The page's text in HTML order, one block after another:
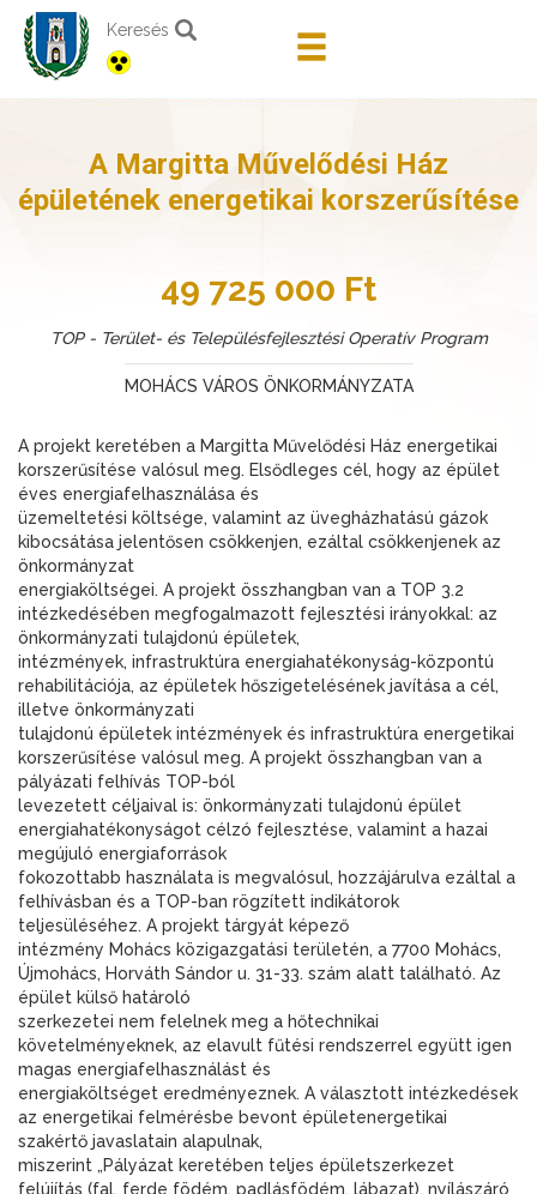
Keresés
A Margitta Művelődési Ház
épületének energetikai korszerűsítése
49 725 000 Ft
TOP - Terület- és Településfejlesztési Operatív Program
MOHÁCS VÁROS ÖNKORMÁNYZATA
A projekt keretében a Margitta Művelődési Ház energetikai
korszerűsítése valósul meg. Elsődleges cél, hogy az épület
éves energiafelhasználása és
üzemeltetési költsége, valamint az üvegházhatású gázok
kibocsátása jelentősen csökkenjen, ezáltal csökkenjenek az
önkormányzat
energiaköltségei. A projekt összhangban van a TOP 3.2
intézkedésében megfogalmazott fejlesztési irányokkal: az
önkormányzati tulajdonú épületek,
intézmények, infrastruktúra energiahatékonyság-központú
rehabilitációja, az épületek hőszigetelésének javítása a cél,
illetve önkormányzati
tulajdonú épületek intézmények és infrastruktúra energetikai
korszerűsítése valósul meg. A projekt összhangban van a
pályázati felhívás TOP-ból
levezetett céljaival is: önkormányzati tulajdonú épület
energiahatékonyságot célzó fejlesztése, valamint a hazai
megújuló energiaforrások
fokozottabb használata is megvalósul, hozzájárulva ezáltal a
felhívásban és a TOP-ban rögzített indikátorok
teljesüléséhez. A projekt tárgyát képező
intézmény Mohács közigazgatási területén, a 7700 Mohács,
Újmohács, Horváth Sándor u. 31-33. szám alatt található. Az
épület külső határoló
szerkezetei nem felelnek meg a hőtechnikai
követelményeknek, az elavult fűtési rendszerrel együtt igen
magas energiafelhasználást és
energiaköltséget eredményeznek. A választott intézkedések
az energetikai felmérésbe bevont épületenergetikai
szakértő javaslatain alapulnak,
miszerint „Pályázat keretében teljes épületszerkezet
felújítás (fal, ferde födém, padlásfödém, lábazat), nyílászáró